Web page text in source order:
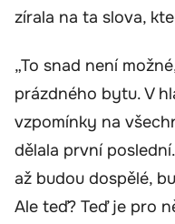
zírala na ta slova,
„To snad není
prázdného bytu. V
vzpomínky na
dělala první
až budou dospělé,
Ale teď? Teď je pro